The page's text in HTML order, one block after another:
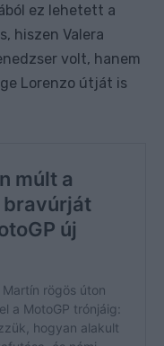
ez lehetett a
hiszen Valera
volt, hanem
Lorenzo útját is